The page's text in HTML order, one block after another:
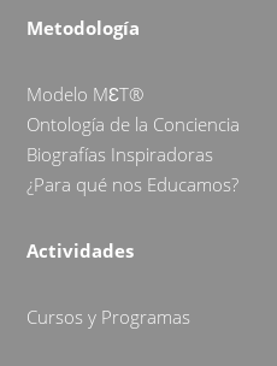
Metodología
Modelo MƐT®
Ontología de la Conciencia
Biografías Inspiradoras
¿Para qué nos Educamos?
Actividades
Cursos y Programas